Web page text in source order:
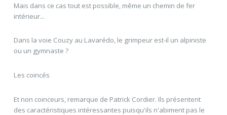
Mais dans ce cas tout est possible, même un chemin de fer
intérieur...
Dans la voie Couzy au Lavarédo, le grimpeur est-il un alpiniste
ou un gymnaste ?
Les coincés
Et non coinceurs, remarque de Patrick Cordier. Ils présentent
des caractéristiques intéressantes puisqu'ils n'abiment pas le